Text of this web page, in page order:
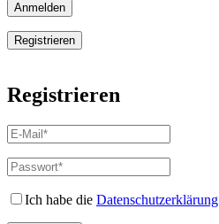
Anmelden
Registrieren
Registrieren
E-
Mail-
Adresse*
Erforderlich
Passwort*
Erforderlich
Ich habe die Datenschutzerklärung